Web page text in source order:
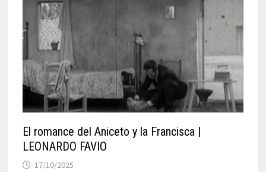
El romance del Aniceto y la Francisca |
LEONARDO FAVIO
17/10/2025